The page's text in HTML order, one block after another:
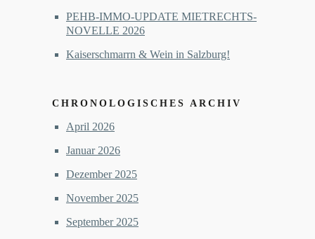
PEHB-IMMO-UPDATE MIETRECHTS-
NOVELLE 2026
Kaiserschmarrn & Wein in Salzburg!
CHRONOLOGISCHES ARCHIV
April 2026
Januar 2026
Dezember 2025
November 2025
September 2025